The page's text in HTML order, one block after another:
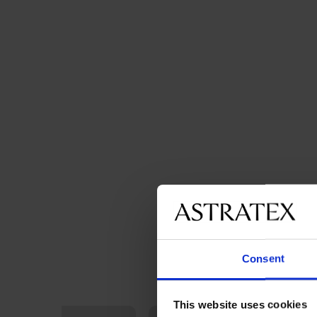
Consent
This website uses cookies